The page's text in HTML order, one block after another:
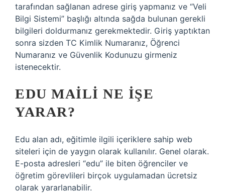
tarafından sağlanan adrese giriş yapmanız ve “Veli
Bilgi Sistemi” başlığı altında sağda bulunan gerekli
bilgileri doldurmanız gerekmektedir. Giriş yaptıktan
sonra sizden TC Kimlik Numaranız, Öğrenci
Numaranız ve Güvenlik Kodunuzu girmeniz
istenecektir.
EDU MAILI NE IŞE
YARAR?
Edu alan adı, eğitimle ilgili içeriklere sahip web
siteleri için de yaygın olarak kullanılır. Genel olarak.
E-posta adresleri “edu” ile biten öğrenciler ve
öğretim görevlileri birçok uygulamadan ücretsiz
olarak yararlanabilir.